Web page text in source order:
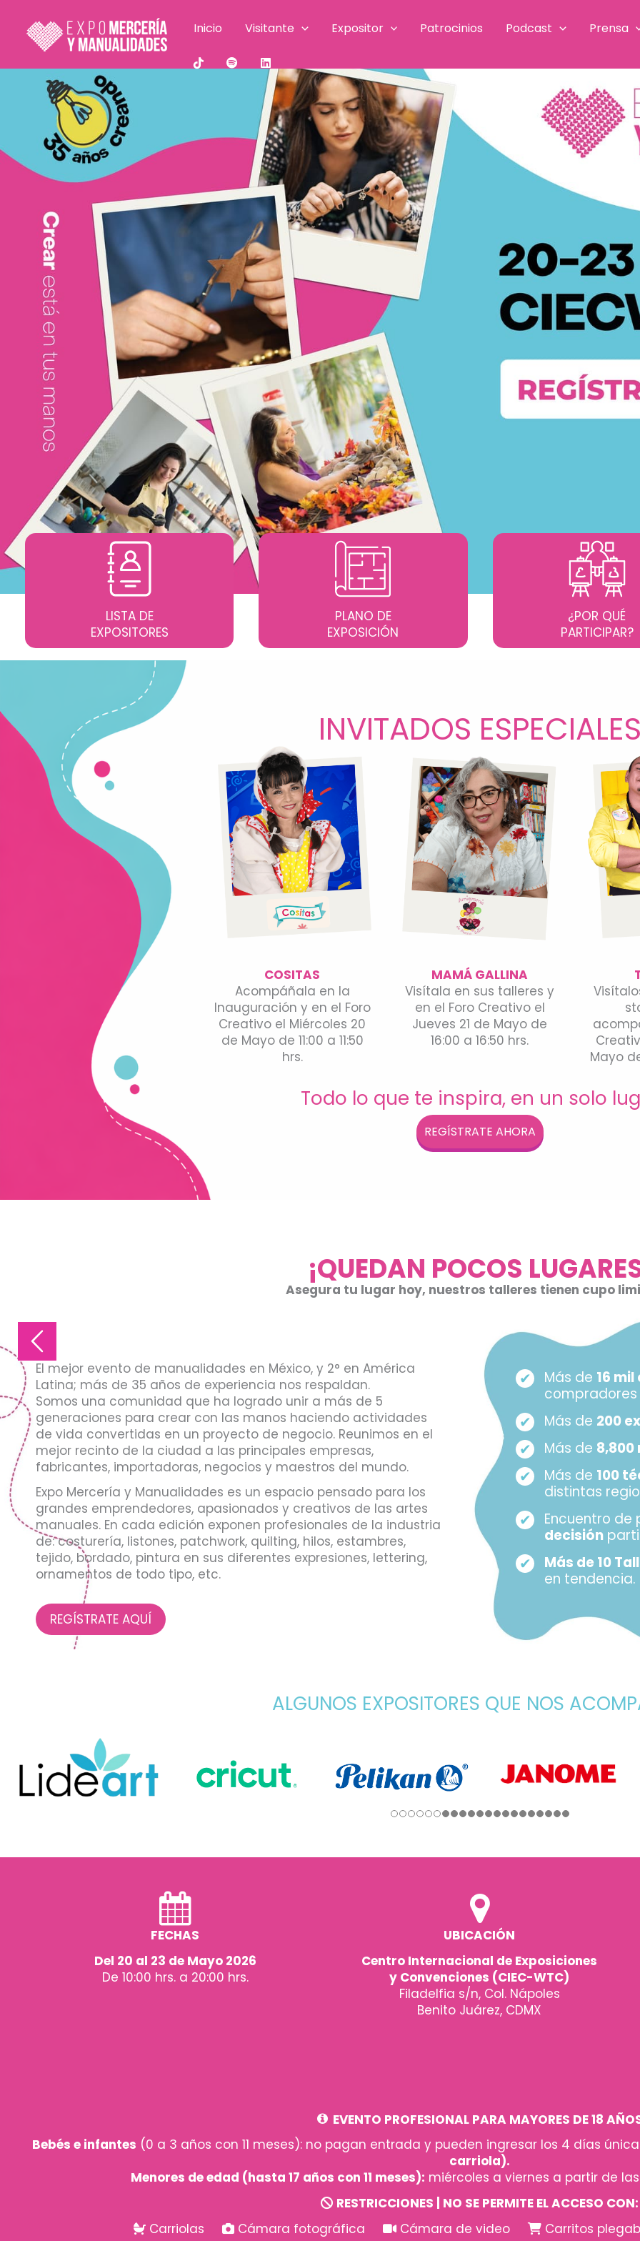
contenido
Inicio Visitante Expositor Patrocinios Podcast Prensa
LISTA DE
EXPOSITORES
PLANO DE
EXPOSICIÓN
¿POR QUÉ
PARTICIPAR?
INVITADOS
COSITAS
Acompáñala en la
Inauguración y en el Foro
Creativo el Miércoles 20
de Mayo de 11:00 a 11:50
hrs.
MAMÁ GALLINA
Visítala en sus talleres y
en el Foro Creativo el
Jueves 21 de Mayo de
16:00 a 16:50 hrs.
Mayo
Todo lo que te inspira, en un solo
REGÍSTRATE AHORA
¡QUEDAN POCOS
Asegura tu lugar hoy, nuestros talleres tienen cupo
El mejor evento de manualidades en México, y 2° en América
Latina; más de 35 años de experiencia nos respaldan.
Somos una comunidad que ha logrado unir a más de 5
generaciones para crear con las manos haciendo actividades
de vida convertidas en un proyecto de negocio. Reunimos en el
mejor recinto de la ciudad a las principales empresas,
fabricantes, importadoras, negocios y maestros del mundo.
Expo Mercería y Manualidades es un espacio pensado para los
grandes emprendedores, apasionados y creativos de las artes
manuales. En cada edición exponen profesionales de la industria
de: costurería, listones, patchwork, quilting, hilos, estambres,
tejido, bordado, pintura en sus diferentes expresiones, lettering,
ornamentos de todo tipo, etc.
REGÍSTRATE AQUÍ
Más de 16
Más de 200
Más de 8,800
Más de 100
distintas
Encuentro
decisión
Más de 10
en tendencia.
ALGUNOS EXPOSITORES QUE NOS
FECHAS
Del 20 al 23 de Mayo 2026
De 10:00 hrs. a 20:00 hrs.
UBICACIÓN
Centro Internacional de Exposiciones
y Convenciones (CIEC-WTC)
Filadelfia s/n, Col. Nápoles
Benito Juárez, CDMX
EVENTO PROFESIONAL PARA MAYORES DE 18
Bebés e infantes (0 a 3 años con 11 meses): no pagan entrada y pueden ingresar los 4 días
carriola).
Menores de edad (hasta 17 años con 11 meses): miércoles a viernes a partir de
RESTRICCIONES | NO SE PERMITE EL ACCESO CON:
Carriolas
Cámara fotográfica Cámara de video Carritos